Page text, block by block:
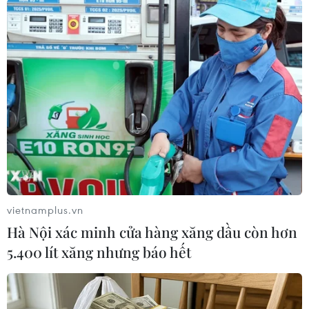
#Bắc Giang
#Lễ hội Xương Giang
#Trận chiến Chi Lăng
#Đại cáo bình Ngô #Nghĩa sỹ
Theo dõi VietnamPlus
TIN CÙNG CHUYÊN MỤC
vietnamplus.vn
Hà Nội xác minh cửa hàng xăng dầu còn hơn
5.400 lít xăng nhưng báo hết